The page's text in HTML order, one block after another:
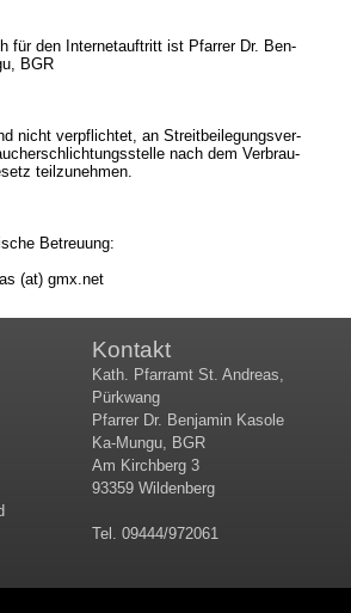
für den In­ter­net­auf­tritt ist Pfar­rer Dr. Ben­
BGR
nicht ver­pflich­tet, an Streit­bei­le­gungs­ver­
nach dem Ver­brau­
teil­zu­neh­men.
Be­treu­ung:
(at) gmx.​net
Kontakt
Kath. Pfarramt St. Andreas,
Pürkwang
Pfarrer Dr. Benjamin Kasole
Ka-Mungu, BGR
Am Kirchberg 3
93359 Wildenberg
Tel. 09444/972061